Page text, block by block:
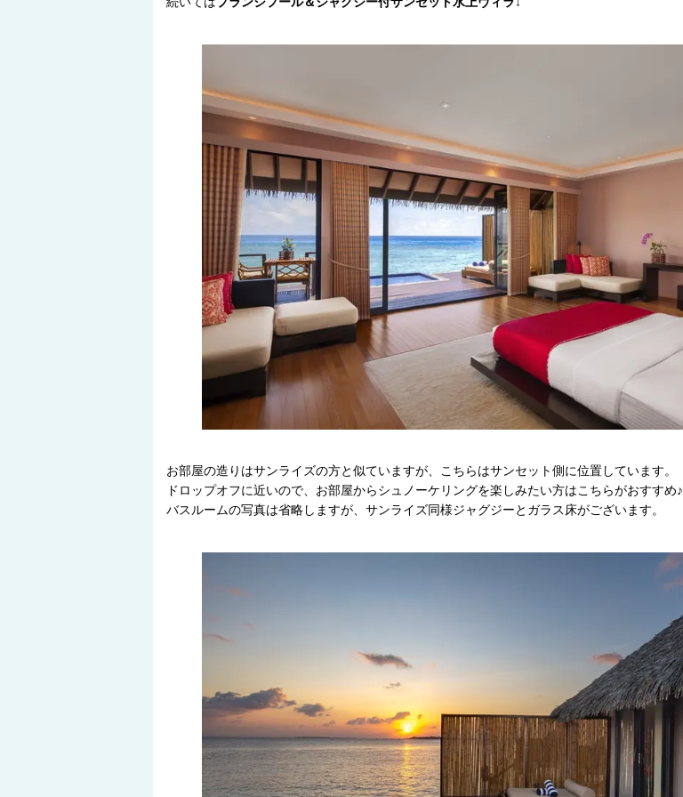
お部屋の造りはサンライズの方と似ていますが、こちらはサンセット側に位置しています。
ドロップオフに近いので、お部屋からシュノーケリングを楽しみたい方はこちらがおすすめ♪
バスルームの写真は省略しますが、サンライズ同様ジャグジーとガラス床がございます。